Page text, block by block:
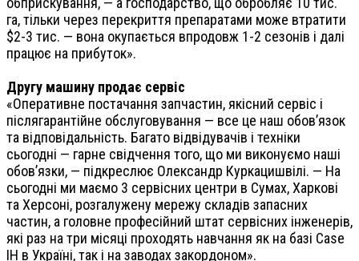
га, тільки через перекриття препаратами може втратити
$2-3 тис. — вона окупається впродовж 1-2 сезонів і далі
працює на прибуток».
Другу машину продає сервіс
«Оперативне постачання запчастин, якісний сервіс і
післягарантійне обслуговування — все це наш обов’язок
та відповідальність. Багато відвідувачів і техніки
сьогодні — гарне свідчення того, що ми виконуємо наші
обов’язки, — підкреслює Олександр Куркацишвілі. — На
сьогодні ми маємо 3 сервісних центри в Сумах, Харкові
та Херсоні, розгалужену мережу складів запасних
частин, а головне професійний штат сервісних інженерів,
які раз на три місяці проходять навчання як на базі Case
IH в Україні, так і на заводах закордоном».